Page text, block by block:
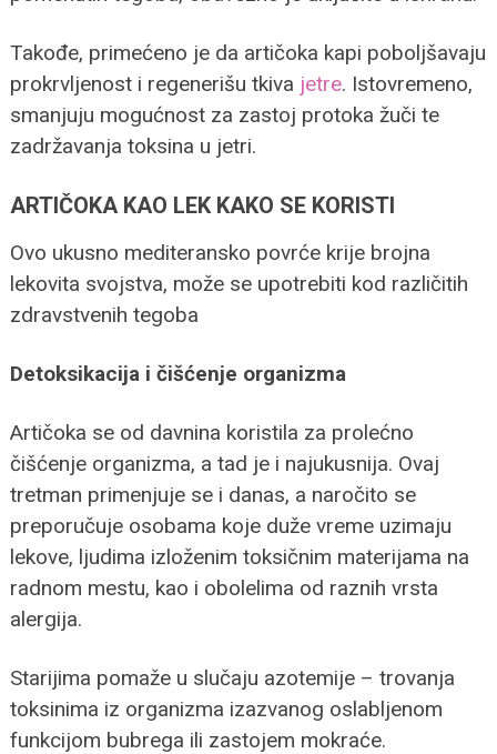
Takođe, primećeno je da artičoka kapi poboljšavaju
prokrvljenost i regenerišu tkiva jetre. Istovremeno,
smanjuju mogućnost za zastoj protoka žuči te
zadržavanja toksina u jetri.
ARTIČOKA KAO LEK KAKO SE KORISTI
Ovo ukusno mediteransko povrće krije brojna
lekovita svojstva, može se upotrebiti kod različitih
zdravstvenih tegoba
Detoksikacija i čišćenje organizma
Artičoka se od davnina koristila za prolećno
čišćenje organizma, a tad je i najukusnija. Ovaj
tretman primenjuje se i danas, a naročito se
preporučuje osobama koje duže vreme uzimaju
lekove, ljudima izloženim toksičnim materijama na
radnom mestu, kao i obolelima od raznih vrsta
alergija.
Starijima pomaže u slučaju azotemije – trovanja
toksinima iz organizma izazvanog oslabljenom
funkcijom bubrega ili zastojem mokraće.